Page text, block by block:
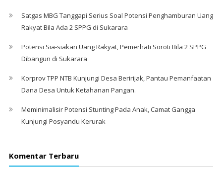
Satgas MBG Tanggapi Serius Soal Potensi Penghamburan Uang
Rakyat Bila Ada 2 SPPG di Sukarara
Potensi Sia-siakan Uang Rakyat, Pemerhati Soroti Bila 2 SPPG
Dibangun di Sukarara
Korprov TPP NTB Kunjungi Desa Beririjak, Pantau Pemanfaatan
Dana Desa Untuk Ketahanan Pangan.
Meminimalisir Potensi Stunting Pada Anak, Camat Gangga
Kunjungi Posyandu Kerurak
Komentar Terbaru